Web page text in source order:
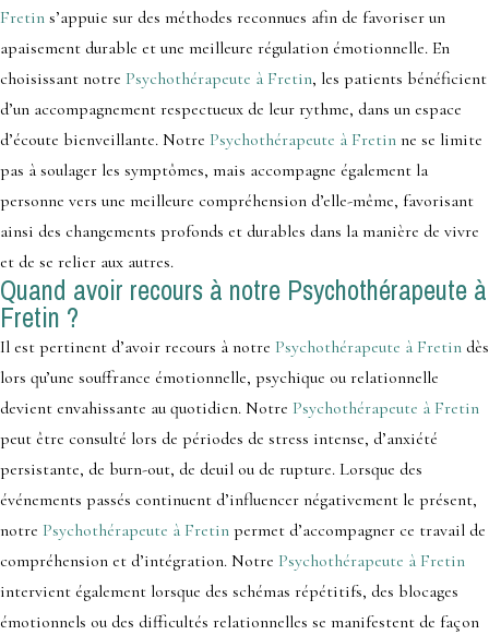
Fretin s’appuie sur des méthodes reconnues afin de favoriser un
apaisement durable et une meilleure régulation émotionnelle. En
choisissant notre Psychothérapeute à Fretin, les patients bénéficient
d’un accompagnement respectueux de leur rythme, dans un espace
d’écoute bienveillante. Notre Psychothérapeute à Fretin ne se limite
pas à soulager les symptômes, mais accompagne également la
personne vers une meilleure compréhension d’elle-même, favorisant
ainsi des changements profonds et durables dans la manière de vivre
et de se relier aux autres.
Quand avoir recours à notre Psychothérapeute à
Fretin ?
Il est pertinent d’avoir recours à notre Psychothérapeute à Fretin dès
lors qu’une souffrance émotionnelle, psychique ou relationnelle
devient envahissante au quotidien. Notre Psychothérapeute à Fretin
peut être consulté lors de périodes de stress intense, d’anxiété
persistante, de burn-out, de deuil ou de rupture. Lorsque des
événements passés continuent d’influencer négativement le présent,
notre Psychothérapeute à Fretin permet d’accompagner ce travail de
compréhension et d’intégration. Notre Psychothérapeute à Fretin
intervient également lorsque des schémas répétitifs, des blocages
émotionnels ou des difficultés relationnelles se manifestent de façon